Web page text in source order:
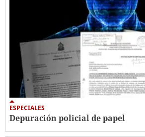
ESPECIALES
Depuración policial de papel